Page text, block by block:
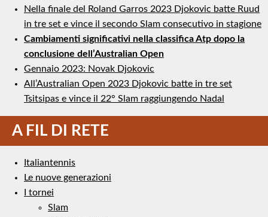
Nella finale del Roland Garros 2023 Djokovic batte Ruud
in tre set e vince il secondo Slam consecutivo in stagione
Cambiamenti significativi nella classifica Atp dopo la
conclusione dell’Australian Open
Gennaio 2023: Novak Djokovic
All’Australian Open 2023 Djokovic batte in tre set
Tsitsipas e vince il 22° Slam raggiungendo Nadal
A FIL DI RETE
Italiantennis
Le nuove generazioni
I tornei
Slam